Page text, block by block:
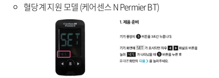
혈당계 지원 모델 (케어센스 N Permier BT)